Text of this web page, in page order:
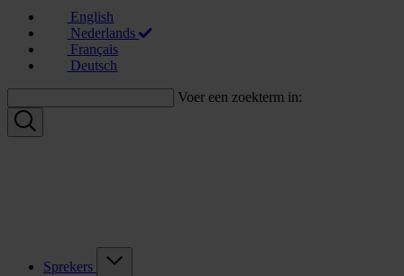
English
Nederlands
Français
Deutsch
Voer een zoekterm in:
Sprekers